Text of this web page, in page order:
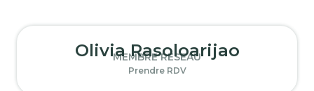
Olivia Rasoloarijao
MEMBRE RÉSEAU
Prendre RDV